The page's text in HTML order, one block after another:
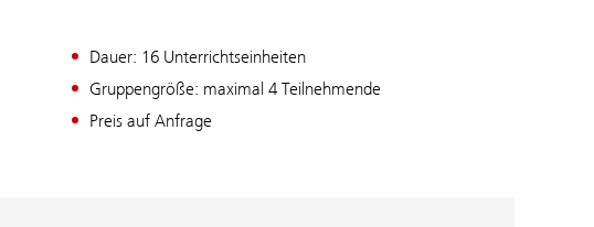
Dauer: 16 Unterrichtseinheiten
Gruppengröße: maximal 4 Teilnehmende
Preis auf Anfrage